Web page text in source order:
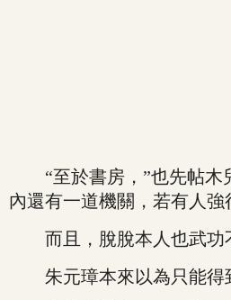
“至於書房，”也先帖木兒
內還有一道機關，若有人強
而且，脫脫本人也武功
朱元璋本來以為只能得到